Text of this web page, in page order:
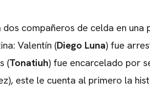
dos compañeros de celda en
Valentín (Diego Luna) fue
(Tonatiuh) fue encarcelado por
este le cuenta al primero la